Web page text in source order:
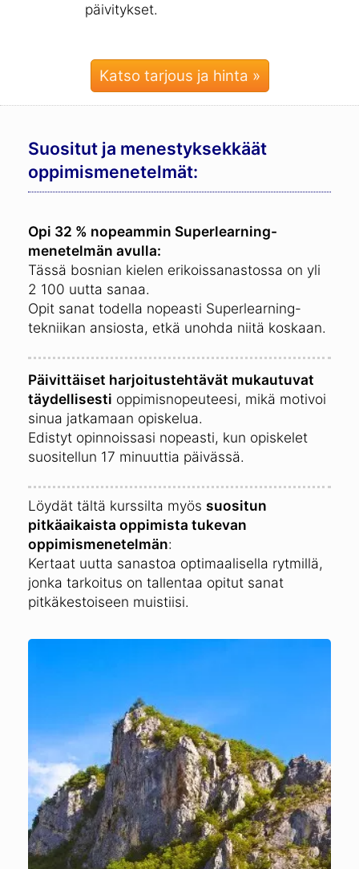
päivitykset.
Katso tarjous ja hinta »
Suositut ja menestyksekkäät
oppimismenetelmät:
Opi 32 % nopeammin Superlearning-
menetelmän avulla:
Tässä bosnian kielen erikoissanastossa on yli
2 100 uutta sanaa.
Opit sanat todella nopeasti Superlearning-
tekniikan ansiosta, etkä unohda niitä koskaan.
Päivittäiset harjoitustehtävät mukautuvat
täydellisesti oppimisnopeuteesi, mikä motivoi
sinua jatkamaan opiskelua.
Edistyt opinnoissasi nopeasti, kun opiskelet
suositellun 17 minuuttia päivässä.
Löydät tältä kurssilta myös suositun
pitkäaikaista oppimista tukevan
oppimismenetelmän:
Kertaat uutta sanastoa optimaalisella rytmillä,
jonka tarkoitus on tallentaa opitut sanat
pitkäkestoiseen muistiisi.